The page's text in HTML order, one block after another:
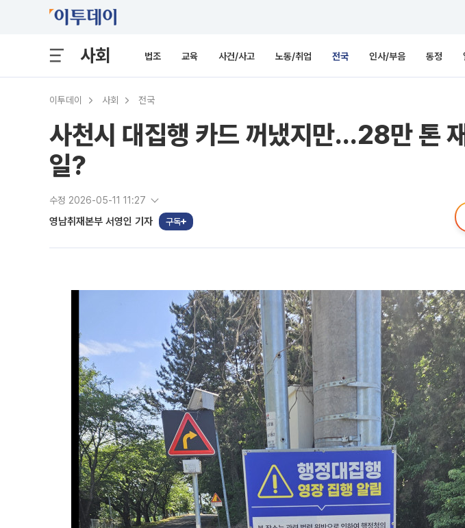
사회 법조 교육 사건/사고 노동/취업 전국 인사/부음 동정
이투데이 사회 전국
사천시 대집행 카드 꺼냈지만…28만 톤
일?
수정 2026-05-11 11:27
영남취재본부 서영인 기자 구독